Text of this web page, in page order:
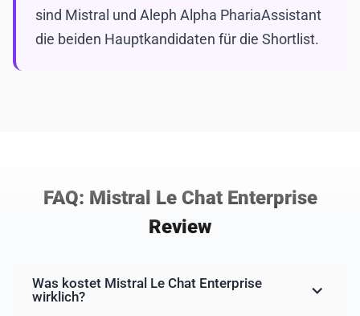
sind Mistral und Aleph Alpha PhariaAssistant
die beiden Hauptkandidaten für die Shortlist.
FAQ: Mistral Le Chat Enterprise
Review
Was kostet Mistral Le Chat Enterprise
wirklich?